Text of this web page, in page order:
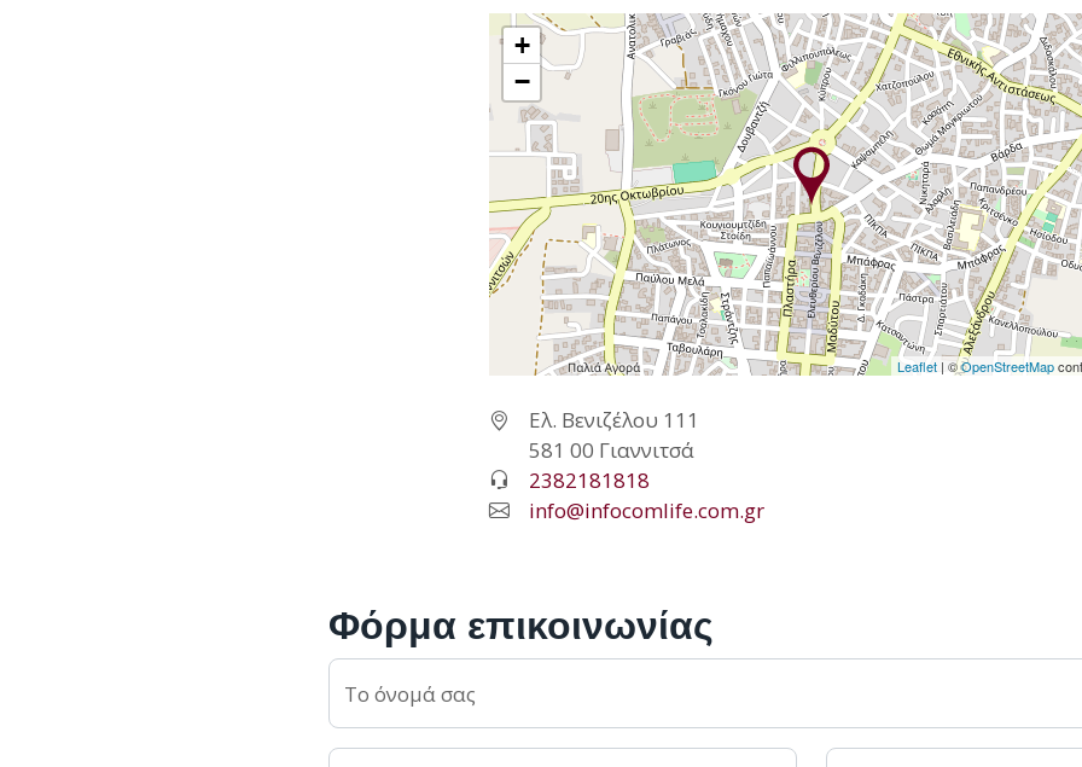
+
−
Leaflet | ©OpenStreetMap
Ελ. Βενιζέλου 111
581 00 Γιαννιτσά
2382181818
info@infocomlife.com.gr
Φόρμα επικοινωνίας
Το όνομά σας